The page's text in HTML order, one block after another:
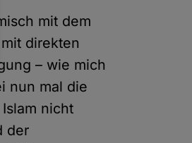
mit dem
direkten
– wie mich
nun mal die
nicht
der